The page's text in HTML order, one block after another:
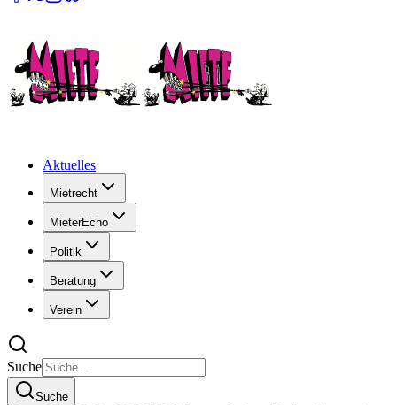
Aktuelles
Mietrecht
MieterEcho
Politik
Beratung
Verein
Suche
Suche